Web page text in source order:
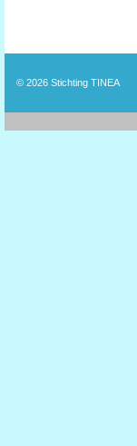
© 2026 Stichting TINEA